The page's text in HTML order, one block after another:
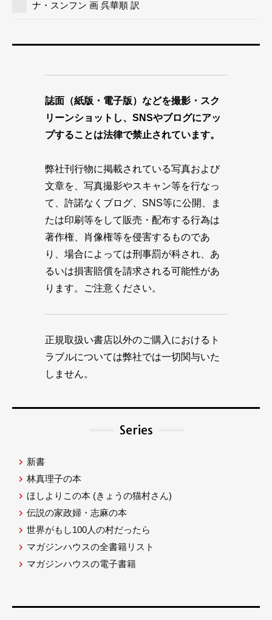
ナ・スンフン 画 呉華順 訳
誌面（紙版・電子版）などを撮影・スク
リーンショットし、SNSやブログにアッ
プすることは法律で禁止されています。
弊社刊行物に掲載されている写真および
文章を、写真撮影やスキャン等を行なっ
て、許諾なくブログ、SNS等に公開、ま
たは印刷等をして販売・配布する行為は
著作権、肖像権等を侵害するものであ
り、場合によっては刑事罰が科され、あ
るいは損害賠償を請求される可能性があ
ります。ご注意ください。
正規取扱い書店以外のご購入におけるト
ラブルについては弊社では一切関与いた
しません。
Series
新書
林真理子の本
ほしよりこの本 (きょうの猫村さん)
伝説の家政婦・志麻の本
世界がもし100人の村だったら
マガジンハウスの全書籍リスト
マガジンハウスの電子書籍